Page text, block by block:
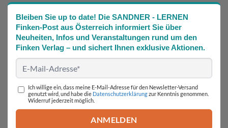
Bleiben Sie up to date! Die SANDNER - LERNEN
Finken-Post aus Österreich informiert Sie über
Neuheiten, Infos und Veranstaltungen rund um den
Finken Verlag – und sichert Ihnen exklusive Aktionen.
Ich willige ein, dass meine E-Mail-Adresse für den Newsletter-Versand
genutzt wird, und habe die Datenschutzerklärungzur Kenntnis genommen.
Widerruf jederzeit möglich.